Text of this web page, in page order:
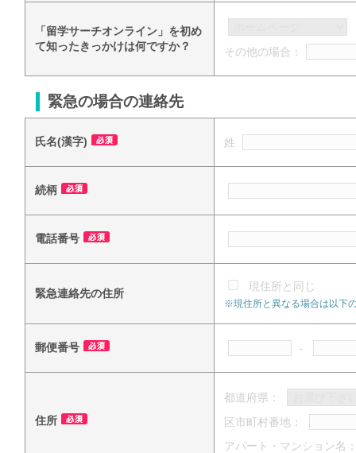
「留学サーチオンライン」を初め
て知ったきっかけは何ですか？
その他の場合：
緊急の場合の連絡先
氏名(漢字) 姓
続柄
電話番号
緊急連絡先の住所
現住所と同じ
※現住所と異なる場合は以下
郵便番号 -
住所
都道府県：
区市町村番地：
アパート・マンション名